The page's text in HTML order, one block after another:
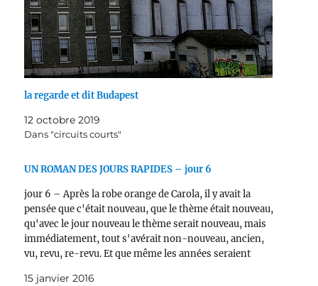
la regarde et dit Budapest
12 octobre 2019
Dans "circuits courts"
UN ROMAN DES JOURS RAPIDES – jour 6
jour 6 – Après la robe orange de Carola, il y avait la
pensée que c'était nouveau, que le thème était nouveau,
qu'avec le jour nouveau le thème serait nouveau, mais
immédiatement, tout s'avérait non-nouveau, ancien,
vu, revu, re-revu. Et que même les années seraient
15 janvier 2016